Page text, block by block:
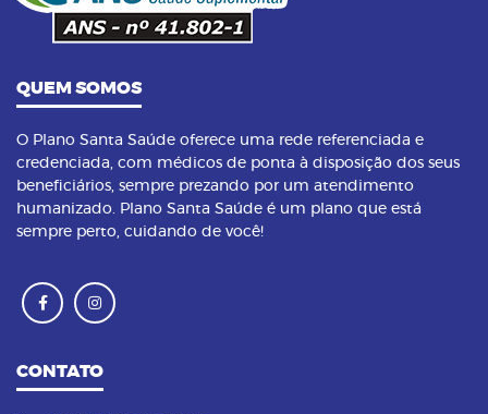
QUEM SOMOS
O Plano Santa Saúde oferece uma rede referenciada e
credenciada, com médicos de ponta à disposição dos seus
beneficiários, sempre prezando por um atendimento
humanizado. Plano Santa Saúde é um plano que está
sempre perto, cuidando de você!
CONTATO